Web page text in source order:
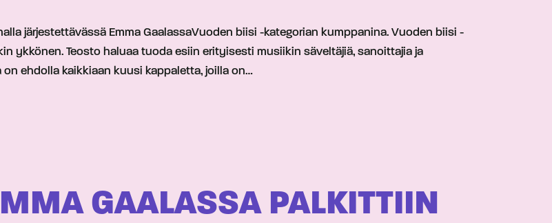
järjestettävässä Emma GaalassaVuoden biisi -kategorian kumppanina. Vuoden biisi -
ykkönen. Teosto haluaa tuoda esiin erityisesti musiikin säveltäjiä, sanoittajia ja
ehdolla kaikkiaan kuusi kappaletta, joilla on…
GAALASSA PALKITTIIN